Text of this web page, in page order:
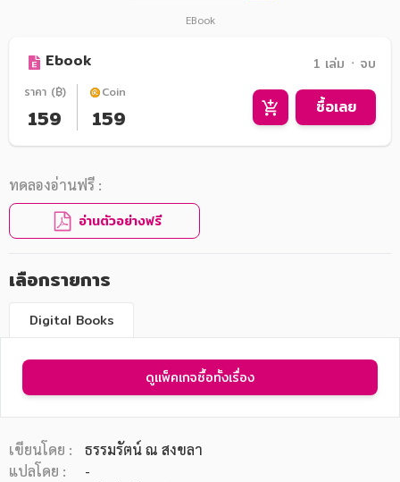
EBook
Ebook 1 เล่ม ᛫ จบ
ราคา (฿)
159
Coin
159 ซื้อเลย
ทดลองอ่านฟรี :
อ่านตัวอย่างฟรี
เลือกรายการ
Digital Books
ดูแพ็คเกจซื้อทั้งเรื่อง
เขียนโดย :
ธรรมรัตน์ ณ สงขลา
แปลโดย :
-